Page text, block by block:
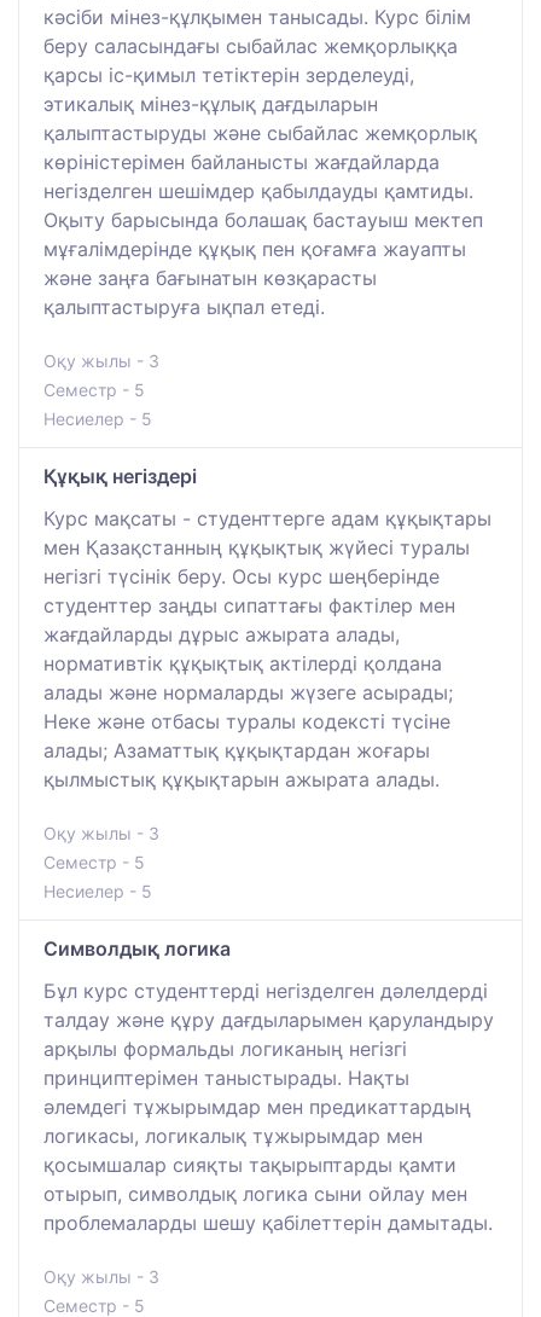
кәсіби мінез-құлқымен танысады. Курс білім
беру саласындағы сыбайлас жемқорлыққа
қарсы іс-қимыл тетіктерін зерделеуді,
этикалық мінез-құлық дағдыларын
қалыптастыруды және сыбайлас жемқорлық
көріністерімен байланысты жағдайларда
негізделген шешімдер қабылдауды қамтиды.
Оқыту барысында болашақ бастауыш мектеп
мұғалімдерінде құқық пен қоғамға жауапты
және заңға бағынатын көзқарасты
қалыптастыруға ықпал етеді.
Оқу жылы - 3
Семестр - 5
Несиелер - 5
Құқық негіздері
Курс мақсаты - студенттерге адам құқықтары
мен Қазақстанның құқықтық жүйесі туралы
негізгі түсінік беру. Осы курс шеңберінде
студенттер заңды сипаттағы фактілер мен
жағдайларды дұрыс ажырата алады,
нормативтік құқықтық актілерді қолдана
алады және нормаларды жүзеге асырады;
Неке және отбасы туралы кодексті түсіне
алады; Азаматтық құқықтардан жоғары
қылмыстық құқықтарын ажырата алады.
Оқу жылы - 3
Семестр - 5
Несиелер - 5
Символдық логика
Бұл курс студенттерді негізделген дәлелдерді
талдау және құру дағдыларымен қаруландыру
арқылы формальды логиканың негізгі
принциптерімен таныстырады. Нақты
әлемдегі тұжырымдар мен предикаттардың
логикасы, логикалық тұжырымдар мен
қосымшалар сияқты тақырыптарды қамти
отырып, символдық логика сыни ойлау мен
проблемаларды шешу қабілеттерін дамытады.
Оқу жылы - 3
Семестр - 5